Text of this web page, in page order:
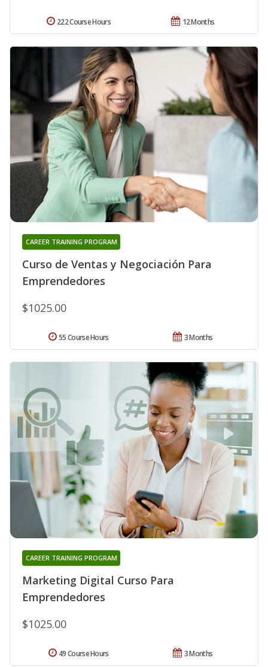
12 Months
222 Course Hours
Curso de Ventas y Negociación Para
Emprendedores
CAREER TRAINING PROGRAM
$1025.00
3 Months
55 Course Hours
Marketing Digital Curso Para
Emprendedores
CAREER TRAINING PROGRAM
$1025.00
3 Months
49 Course Hours